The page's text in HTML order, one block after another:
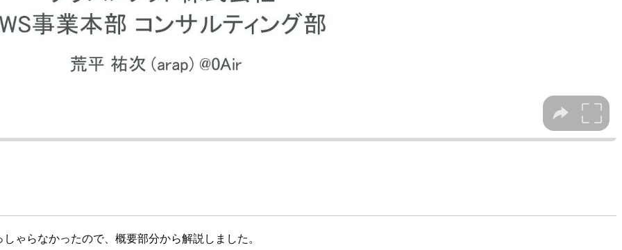
ゃらなかったので、概要部分から解説しました。